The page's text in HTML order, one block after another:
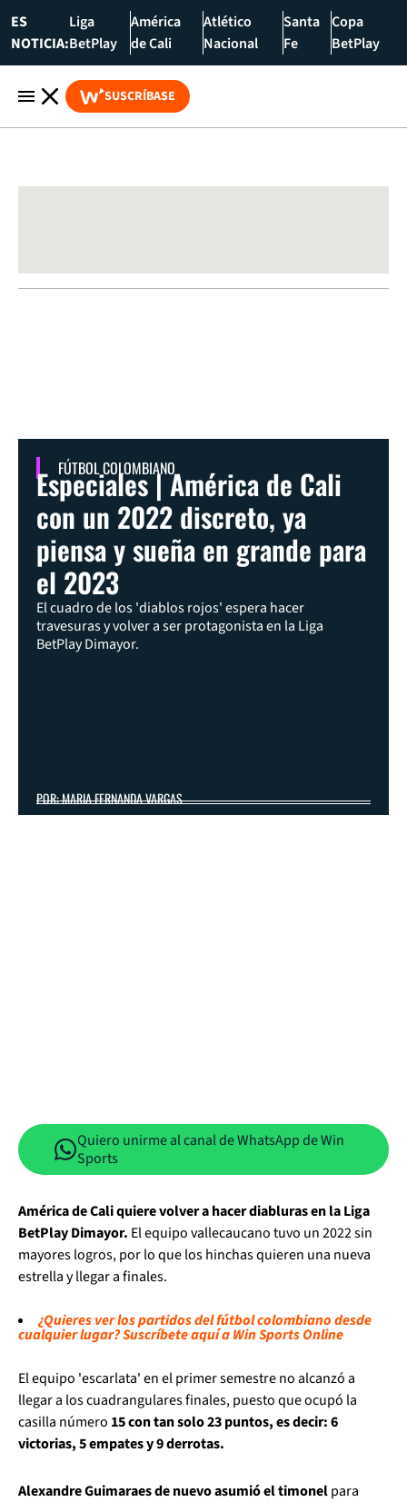
ES
NOTICIA:
Liga
BetPlay
América
de Cali
Atlético
Nacional
Santa
Fe
Copa
BetPlay
SUSCRÍBASE
FÚTBOL COLOMBIANO
Especiales | América de Cali
con un 2022 discreto, ya
piensa y sueña en grande para
el 2023
El cuadro de los 'diablos rojos' espera hacer
travesuras y volver a ser protagonista en la Liga
BetPlay Dimayor.
POR: MARIA FERNANDA VARGAS
Quiero unirme al canal de WhatsApp de Win
Sports
América de Cali quiere volver a hacer diabluras en la Liga
BetPlay Dimayor. El equipo vallecaucano tuvo un 2022 sin
mayores logros, por lo que los hinchas quieren una nueva
estrella y llegar a finales.
¿Quieres ver los partidos del fútbol colombiano desde
cualquier lugar? Suscríbete aquí a Win Sports Online
El equipo 'escarlata' en el primer semestre no alcanzó a
llegar a los cuadrangulares finales, puesto que ocupó la
casilla número 15 con tan solo 23 puntos, es decir: 6
victorias, 5 empates y 9 derrotas.
Alexandre Guimaraes de nuevo asumió el timonelpara